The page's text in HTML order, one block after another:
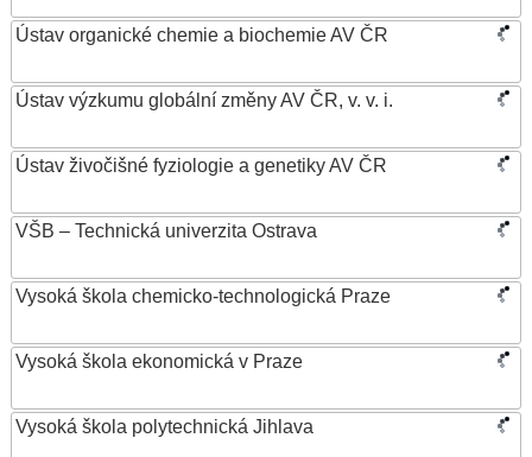
Ústav organické chemie a biochemie AV ČR
Ústav výzkumu globální změny AV ČR, v. v. i.
Ústav živočišné fyziologie a genetiky AV ČR
VŠB – Technická univerzita Ostrava
Vysoká škola chemicko-technologická Praze
Vysoká škola ekonomická v Praze
Vysoká škola polytechnická Jihlava